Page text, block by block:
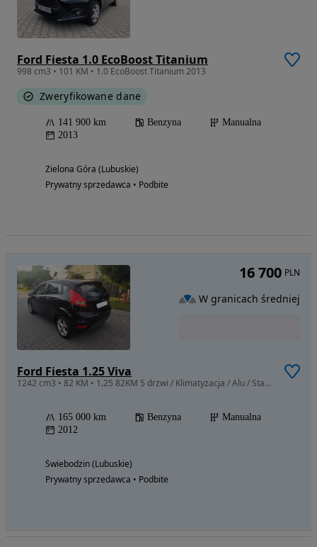
Ford Fiesta 1.0 EcoBoost Titanium
998 cm3 • 101 KM • 1.0 EcoBoost Titanium 2013
Zweryfikowane dane
141 900 km Benzyna
Manualna
2013
Zielona Góra (Lubuskie)
Prywatny sprzedawca • Podbite
Ford Fiesta 1.25 Viva
1242 cm3 • 82 KM • 1.25 82KM 5 drzwi / Klimatyzacja / Alu / Stan BDB.
165 000 km Benzyna
Manualna
2012
Świebodzin (Lubuskie)
Prywatny sprzedawca • Podbite
16 700 PLN
W granicach średniej